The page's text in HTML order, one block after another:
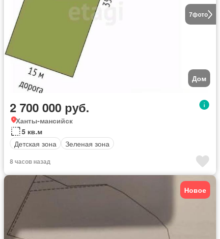
7фото
Дом
2 700 000 руб.
Ханты-мансийск
5 кв.м
Детская зона
Зеленая зона
8 часов назад
Новое